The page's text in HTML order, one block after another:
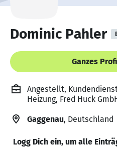
Dominic Pahler
Ganzes
Angestellt,
Heizung, Fred Huck
Gaggenau, Deutschland
Logg Dich ein, um alle